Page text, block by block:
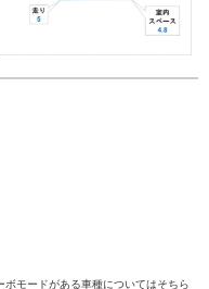
モードがある車種についてはそちら